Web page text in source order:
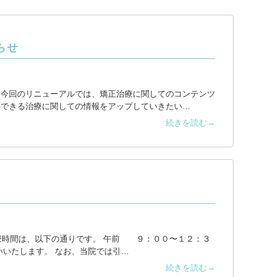
せ
回のリニューアルでは、矯正治療に関してのコンテンツ
きる治療に関しての情報をアップしていきたい…
続きを読む→
時間は、以下の通りです。 午前 ９：００〜１２：３
たします。 なお、当院では引…
続きを読む→